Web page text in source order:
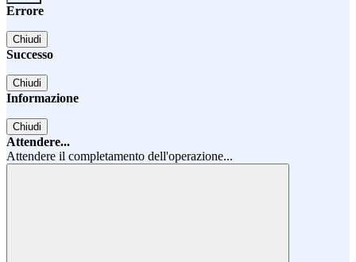
Errore
Chiudi
Successo
Chiudi
Informazione
Chiudi
Attendere...
Attendere il completamento dell'operazione...